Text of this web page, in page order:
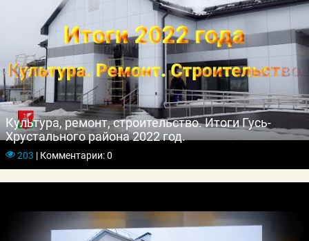
Культура, ремонт, строительство. Итоги Гусь-
Хрустального района 2022 год.
203 |Комментарии: 0